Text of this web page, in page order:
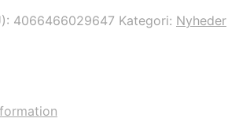
4066466029647 Kategori: Nyheder